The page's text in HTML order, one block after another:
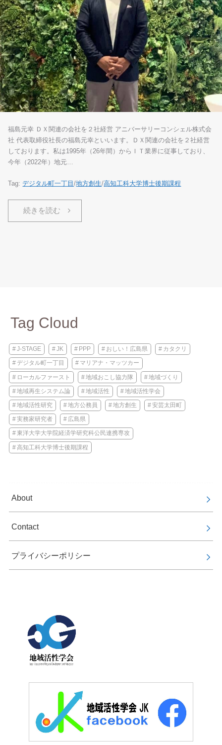
福島元幸 ＤＸ関連の会社を２社経営 アニバーサリーコンシェル株式会
社 代表取締役社長の福島元幸といいます。ＤＸ関連の会社を２社経営
しております。私は1995年（26年間）からＩＴ業界に従事しており、
今年（2022年）地元…
Tag:デジタル町一丁目/地方創生/高知工科大学博士後期課程
続きを読む
Tag Cloud
J-STAGE JK PPP おしい！広島県 カタクリ
デジタル町一丁目 マリアナ・マッツカー
ローカルファースト 地域おこし協力隊 地域づくり
地域再生システム論 地域活性 地域活性学会
地域活性研究 地方公務員 地方創生 安芸太田町
実務家研究者 広島県
東洋大学大学院経済学研究科公民連携専攻
高知工科大学博士後期課程
About
Contact
プライバシーポリシー